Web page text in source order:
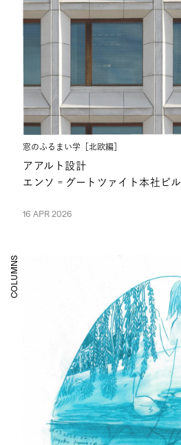
窓のふるまい学［北欧編］
アアルト設計
エンソ゠グートツァイト本社ビル
16 APR 2026
COLUMNS